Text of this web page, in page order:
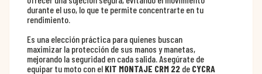
durante el uso, lo que te permite concentrarte en tu
rendimiento.
Es una elección práctica para quienes buscan
maximizar la protección de sus manos y manetas,
mejorando la seguridad en cada salida. Asegúrate de
equipar tu moto con el KIT MONTAJE CRM 22 de CYCRA